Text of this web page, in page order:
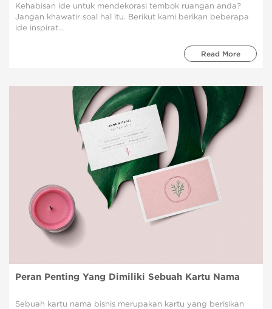
Kehabisan ide untuk mendekorasi tembok ruangan anda?
Jangan khawatir soal hal itu. Berikut kami berikan beberapa
ide inspirat...
Read More
Peran Penting Yang Dimiliki Sebuah Kartu Nama
Sebuah kartu nama bisnis merupakan kartu yang berisikan